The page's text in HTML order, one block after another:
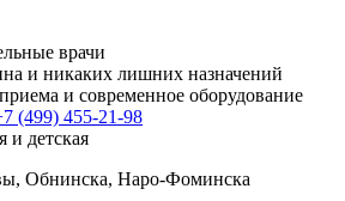
врачи
и никаких лишних назначений
и современное оборудование
(499) 455-21-98
и детская
Обнинска, Наро-Фоминска